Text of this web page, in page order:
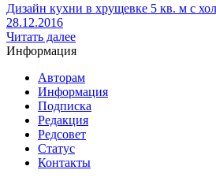
Дизайн кухни в хрущевке 5 кв. м с
28.12.2016
Читать далее
Информация
Авторам
Информация
Подписка
Редакция
Редсовет
Статус
Контакты